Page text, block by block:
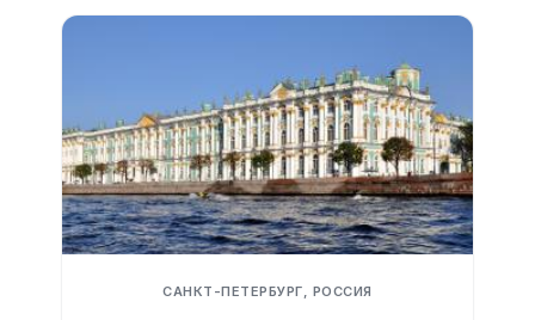
САНКТ-ПЕТЕРБУРГ, РОССИЯ